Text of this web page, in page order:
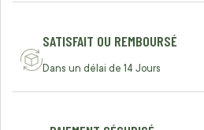
SATISFAIT OU REMBOURSÉ
Dans un délai de 14 Jours